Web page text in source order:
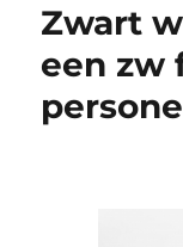
Zwart
een zw